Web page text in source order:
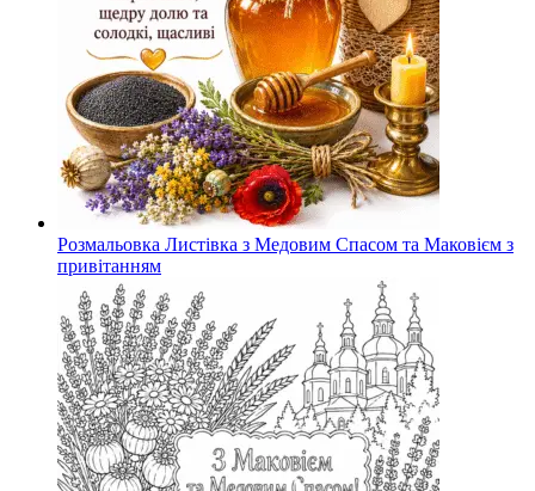
Розмальовка Листівка з Медовим Спасом та Маковієм з
привітанням